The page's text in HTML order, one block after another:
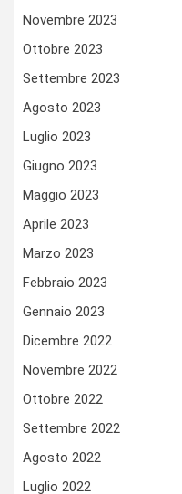
Novembre 2023
Ottobre 2023
Settembre 2023
Agosto 2023
Luglio 2023
Giugno 2023
Maggio 2023
Aprile 2023
Marzo 2023
Febbraio 2023
Gennaio 2023
Dicembre 2022
Novembre 2022
Ottobre 2022
Settembre 2022
Agosto 2022
Luglio 2022